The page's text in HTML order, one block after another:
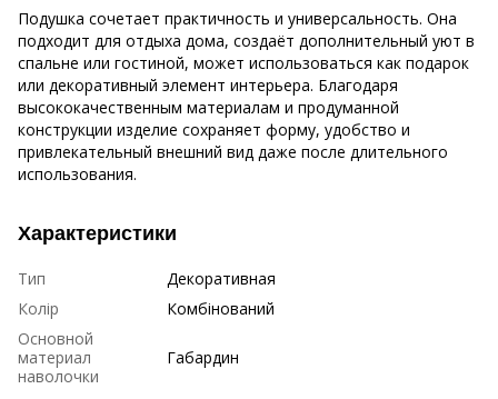
Подушка сочетает практичность и универсальность. Она
подходит для отдыха дома, создаёт дополнительный уют в
спальне или гостиной, может использоваться как подарок
или декоративный элемент интерьера. Благодаря
высококачественным материалам и продуманной
конструкции изделие сохраняет форму, удобство и
привлекательный внешний вид даже после длительного
использования.
Характеристики
Тип
Декоративная
Колір
Комбінований
Основной
материал
наволочки
Габардин